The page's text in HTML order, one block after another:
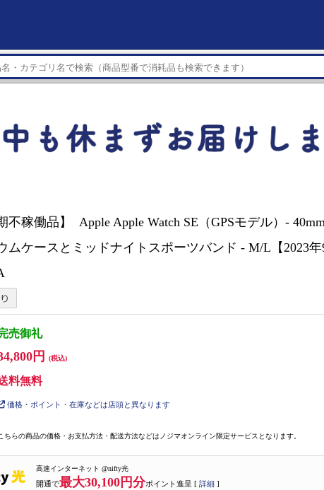
不稼働品】 Apple Apple Watch SE（GPSモデル）-
ムケースとミッドナイトスポーツバンド - M/L【2023年
売御礼
円 (税込)
料無料
価格・ポイント・在庫などは店頭と異なります
ちらの商品の価格・お支払方法・配送方法などはノジマオンライン限定サービスとなります。
高速インターネット @nifty光
開通で最大30,100円分ポイント進呈 [ 詳細 ]